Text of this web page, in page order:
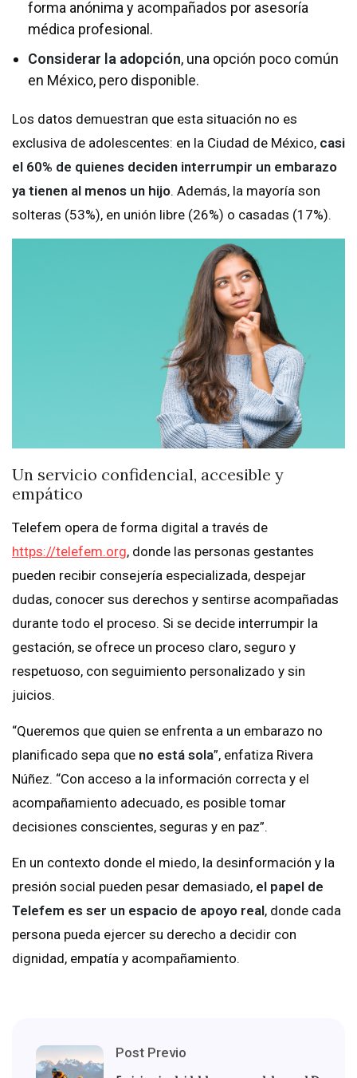
forma anónima y acompañados por asesoría
médica profesional.
Considerar la adopción, una opción poco común
en México, pero disponible.
Los datos demuestran que esta situación no es
exclusiva de adolescentes: en la Ciudad de México, casi
el 60% de quienes deciden interrumpir un embarazo
ya tienen al menos un hijo. Además, la mayoría son
solteras (53%), en unión libre (26%) o casadas (17%).
Un servicio confidencial, accesible y
empático
Telefem opera de forma digital a través de
https://telefem.org, donde las personas gestantes
pueden recibir consejería especializada, despejar
dudas, conocer sus derechos y sentirse acompañadas
durante todo el proceso. Si se decide interrumpir la
gestación, se ofrece un proceso claro, seguro y
respetuoso, con seguimiento personalizado y sin
juicios.
“Queremos que quien se enfrenta a un embarazo no
planificado sepa que no está sola”, enfatiza Rivera
Núñez. “Con acceso a la información correcta y el
acompañamiento adecuado, es posible tomar
decisiones conscientes, seguras y en paz”.
En un contexto donde el miedo, la desinformación y la
presión social pueden pesar demasiado, el papel de
Telefem es ser un espacio de apoyo real, donde cada
persona pueda ejercer su derecho a decidir con
dignidad, empatía y acompañamiento.
Post Previo